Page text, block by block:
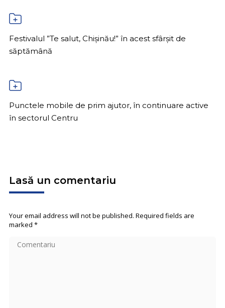
Festivalul ”Te salut, Chișinău!” în acest sfârșit de
săptămână
Punctele mobile de prim ajutor, în continuare active
în sectorul Centru
Lasă un comentariu
Your email address will not be published. Required fields are
marked *
Comentariu